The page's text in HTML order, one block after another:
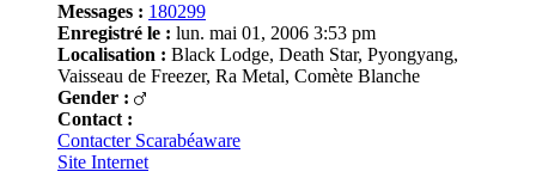
Messages : 180299
Enregistré le : lun. mai 01, 2006 3:53 pm
Localisation : Black Lodge, Death Star, Pyongyang,
Vaisseau de Freezer, Ra Metal, Comète Blanche
Gender :
Contact :
Contacter Scarabéaware
Site Internet